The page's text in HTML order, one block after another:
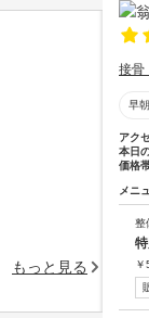
接骨
早
アク
本日
価格
メニ
整
￥
もっと見る